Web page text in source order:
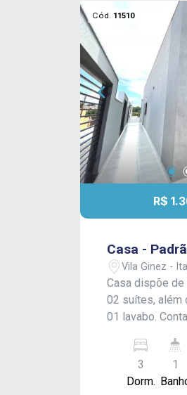
Cód. 11510
R$
Casa -
Vila Ginez -
Casa dispõe
02 suítes, além
01 lavabo.
despensa,
com armários
quintal amplo,
3
Dorm.
1